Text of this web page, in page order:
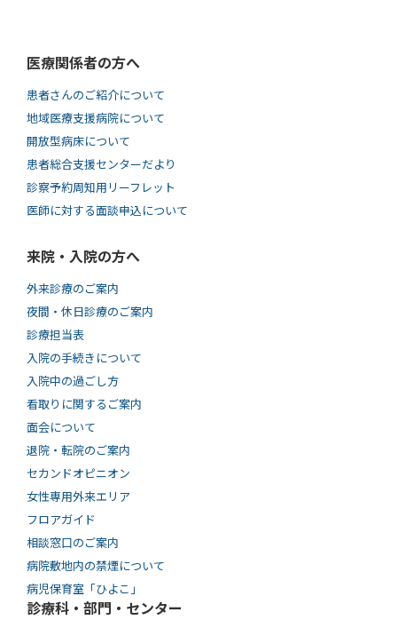
医療関係者の方へ
患者さんのご紹介について
地域医療支援病院について
開放型病床について
患者総合支援センターだより
診察予約周知用リーフレット
医師に対する面談申込について
来院・入院の方へ
外来診療のご案内
夜間・休日診療のご案内
診療担当表
入院の手続きについて
入院中の過ごし方
看取りに関するご案内
面会について
退院・転院のご案内
セカンドオピニオン
女性専用外来エリア
フロアガイド
相談窓口のご案内
病院敷地内の禁煙について
病児保育室「ひよこ」
診療科・部門・センター